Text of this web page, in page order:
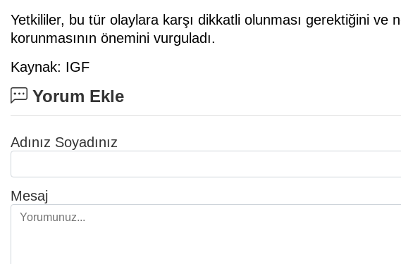
Yetkililer, bu tür olaylara karşı dikkatli olunması gerektiğini ve
korunmasının önemini vurguladı.
Kaynak: IGF
Yorum Ekle
Adınız Soyadınız
Mesaj